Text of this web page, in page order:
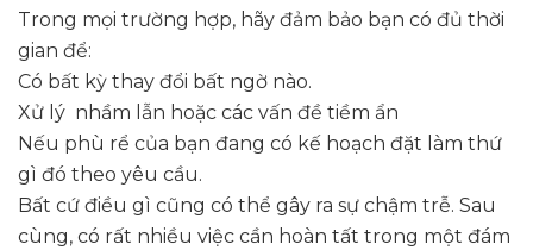
Trong mọi trường hợp, hãy đảm bảo bạn có đủ thời
gian để:
Có bất kỳ thay đổi bất ngờ nào.
Xử lý nhầm lẫn hoặc các vấn đề tiềm ẩn
Nếu phù rể của bạn đang có kế hoạch đặt làm thứ
gì đó theo yêu cầu.
Bất cứ điều gì cũng có thể gây ra sự chậm trễ. Sau
cùng, có rất nhiều việc cần hoàn tất trong một đám